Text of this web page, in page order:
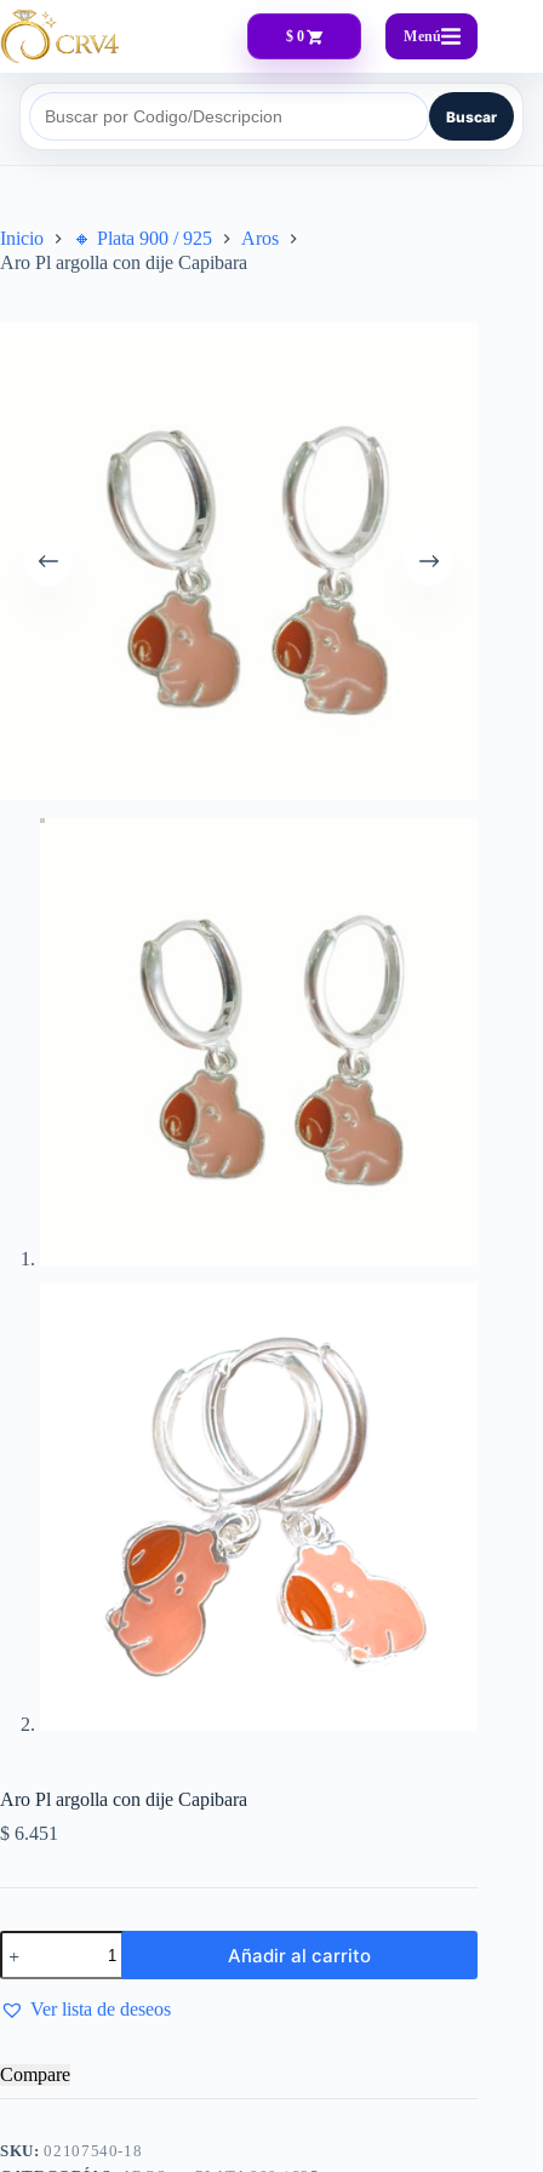
$ 0 Menú
Buscar por Codigo/Descripcion Buscar
Inicio 🔸​ Plata 900 / 925
Aros
Aro Pl argolla con dije Capibara
Aro Pl argolla con dije Capibara
$ 6.451
Añadir al carrito
Ver lista de deseos
Compare
SKU:02107540-18